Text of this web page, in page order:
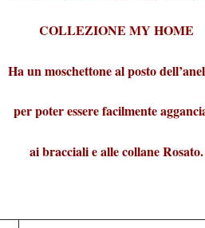
COLLEZIONE MY HOME
Ha un moschettone al posto
per poter essere facilmente
ai bracciali e alle collane Rosato.